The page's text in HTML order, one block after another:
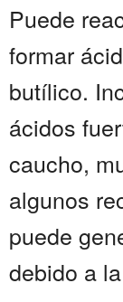
Puede
formar
butílico.
ácidos
caucho,
algunos
puede
debido a